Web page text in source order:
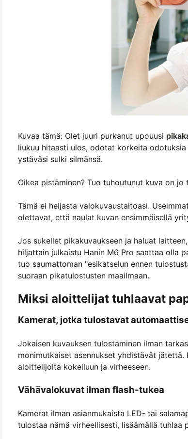
Kuvaa tämä: Olet juuri purkanut upouusi
liukuu hitaasti ulos, odotat korkeita
ystäväsi sulki silmänsä.
Oikea pistäminen? Tuo tuhoutunut kuva on
Tämä ei heijasta valokuvaustaitoasi.
olettavat, että naulat kuvan ensimmäisellä
Jos sukellet pikakuvaukseen ja haluat
hiljattain julkaistu Hanin M6 Pro saattaa olla
tuo saumattoman "esikatselun ennen
suoraan pikatulostusten maailmaan.
Miksi aloittelijat tuhlaavat
Kamerat, jotka tulostavat
Jokaisen kuvauksen tulostaminen ilman
monimutkaiset asennukset yhdistävät
aloittelijoita kokeiluun ja virheeseen.
Vähävalokuvat ilman flash-tukea
Kamerat ilman asianmukaista LED- tai
tulostaa nämä virheellisesti, lisäämällä tuhlaa